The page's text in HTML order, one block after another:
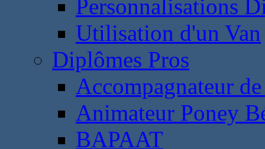
Personnalisations
Utilisation d'un Van
Diplômes Pros
Accompagnateur
Animateur Poney
BAPAAT